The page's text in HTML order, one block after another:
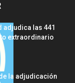
adjudica las 441
extraordinario
la adjudicación